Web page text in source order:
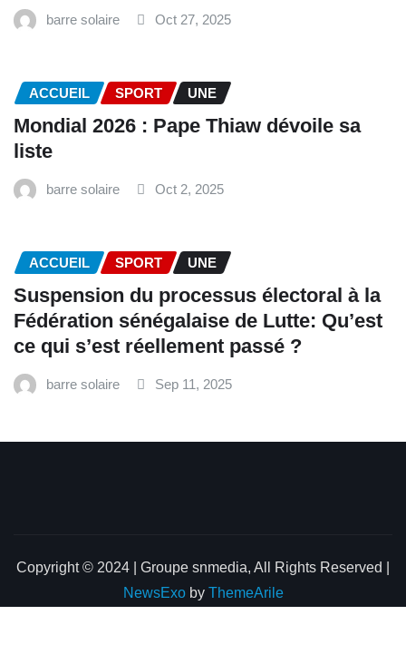
barre solaire Oct 27, 2025
ACCUEIL SPORT UNE
Mondial 2026 : Pape Thiaw dévoile sa
liste
barre solaire Oct 2, 2025
ACCUEIL SPORT UNE
‎Suspension du processus électoral à la
Fédération sénégalaise de Lutte: Qu’est
ce qui s’est réellement passé ? ‎‎
barre solaire Sep 11, 2025
Copyright © 2024 | Groupe snmedia, All Rights Reserved
NewsExoby ThemeArile